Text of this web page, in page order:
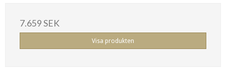
7.659 SEK
Visa produkten